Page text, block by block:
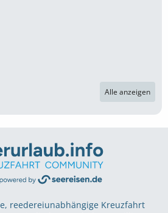
Alle anzeigen
reedereiunabhängige Kreuzfahrt